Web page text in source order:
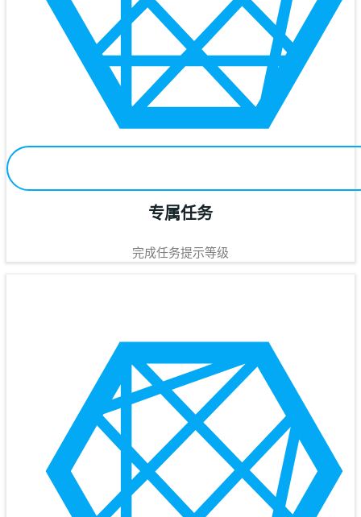
专属任务
完成任务提示等级